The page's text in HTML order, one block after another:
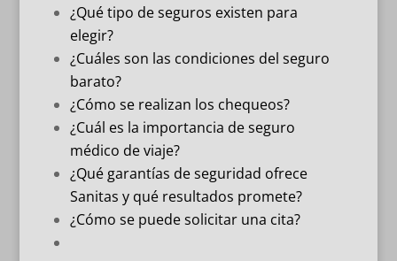
¿Qué tipo de seguros existen para
elegir?
¿Cuáles son las condiciones del seguro
barato?
¿Cómo se realizan los chequeos?
¿Cuál es la importancia de seguro
médico de viaje?
¿Qué garantías de seguridad ofrece
Sanitas y qué resultados promete?
¿Cómo se puede solicitar una cita?